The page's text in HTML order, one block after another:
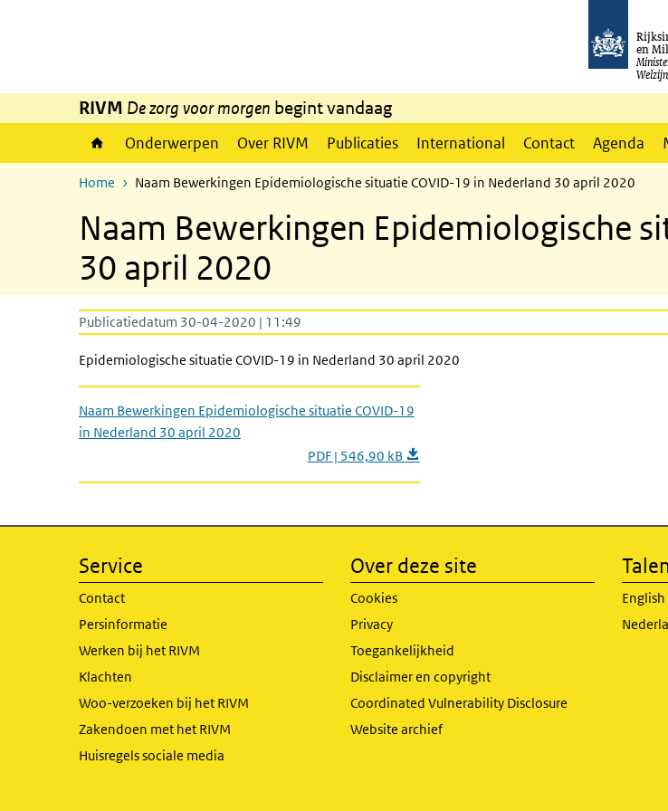
en
RIVM De zorg voor morgen begint vandaag
Onderwerpen Over RIVM Publicaties International Contact Agenda
Home Naam Bewerkingen Epidemiologische situatie COVID-19 in Nederland 30 april 2020
Naam Bewerkingen Epidemiologische
30 april 2020
Publicatiedatum 30-04-2020 | 11:49
Epidemiologische situatie COVID-19 in Nederland 30 april 2020
Naam Bewerkingen Epidemiologische situatie COVID-19
in Nederland 30 april 2020
PDF | 546,90 kB
Service
Contact
Persinformatie
Werken bij het RIVM
Klachten
Woo-verzoeken bij het RIVM
Zakendoen met het RIVM
Huisregels sociale media
Over deze site
Cookies
Privacy
Toegankelijkheid
Disclaimer en copyright
Coordinated Vulnerability Disclosure
Website archief
Talen
English